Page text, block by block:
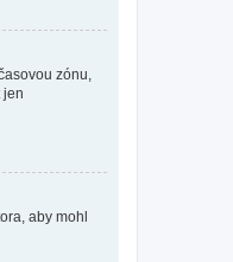
zónu,
jen
aby mohl